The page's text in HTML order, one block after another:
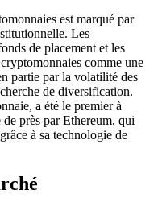
est marqué par
Les
de placement et les
comme une
partie par la volatilité des
de diversification.
a été le premier à
près par Ethereum, qui
à sa technologie de